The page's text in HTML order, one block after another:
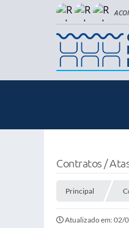
Contratos /
Principal
Atualizado em: 02/